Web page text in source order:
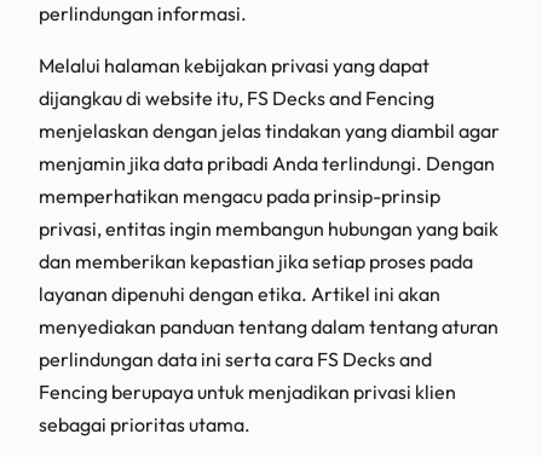
perlindungan informasi.
Melalui halaman kebijakan privasi yang dapat
dijangkau di website itu, FS Decks and Fencing
menjelaskan dengan jelas tindakan yang diambil agar
menjamin jika data pribadi Anda terlindungi. Dengan
memperhatikan mengacu pada prinsip-prinsip
privasi, entitas ingin membangun hubungan yang baik
dan memberikan kepastian jika setiap proses pada
layanan dipenuhi dengan etika. Artikel ini akan
menyediakan panduan tentang dalam tentang aturan
perlindungan data ini serta cara FS Decks and
Fencing berupaya untuk menjadikan privasi klien
sebagai prioritas utama.